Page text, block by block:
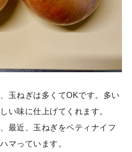
玉ねぎは多くてOKです。多い
い味に仕上げてくれます。
最近、玉ねぎをペティナイフ
マっています。